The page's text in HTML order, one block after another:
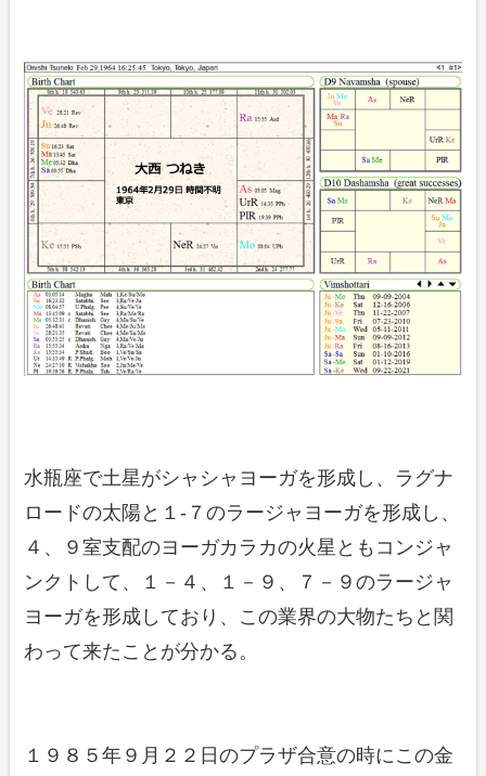
水瓶座で土星がシャシャヨーガを形成し、ラグナ
ロードの太陽と１-７のラージャヨーガを形成し、
４、９室支配のヨーガカラカの火星ともコンジャ
ンクトして、１－４、１－９、７－９のラージャ
ヨーガを形成しており、この業界の大物たちと関
わって来たことが分かる。
１９８５年９月２２日のプラザ合意の時にこの金